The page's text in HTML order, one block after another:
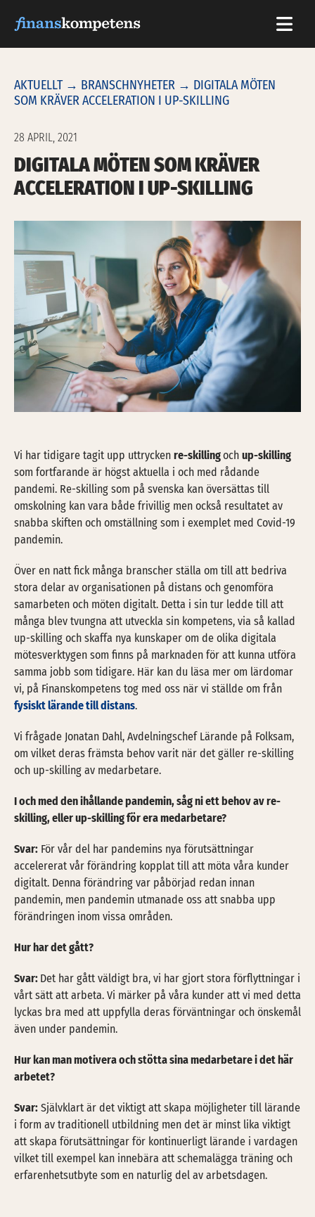
AKTUELLT→ BRANSCHNYHETER → DIGITALA MÖTEN
SOM KRÄVER ACCELERATION I UP-SKILLING
28 APRIL, 2021
DIGITALA MÖTEN SOM KRÄVER
ACCELERATION I UP-SKILLING
Vi har tidigare tagit upp uttrycken re-skillingoch up-skilling
som fortfarande är högst aktuella i och med rådande
pandemi. Re-skilling som på svenska kan översättas till
omskolning kan vara både frivillig men också resultatet av
snabba skiften och omställning som i exemplet med Covid-19
pandemin.
Över en natt fick många branscher ställa om till att bedriva
stora delar av organisationen på distans och genomföra
samarbeten och möten digitalt. Detta i sin tur ledde till att
många blev tvungna att utveckla sin kompetens, via så kallad
up-skilling och skaffa nya kunskaper om de olika digitala
mötesverktygen som finns på marknaden för att kunna utföra
samma jobb som tidigare. Här kan du läsa mer om lärdomar
vi, på Finanskompetens tog med oss när vi ställde om från
fysiskt lärande till distans.
Vi frågade Jonatan Dahl, Avdelningschef Lärande på Folksam,
om vilket deras främsta behov varit när det gäller re-skilling
och up-skilling av medarbetare.
I och med den ihållande pandemin, såg ni ett behov av re-
skilling, eller up-skilling för era medarbetare?
Svar: För vår del har pandemins nya förutsättningar
accelererat vår förändring kopplat till att möta våra kunder
digitalt. Denna förändring var påbörjad redan innan
pandemin, men pandemin utmanade oss att snabba upp
förändringen inom vissa områden.
Hur har det gått?
Svar: Det har gått väldigt bra, vi har gjort stora förflyttningar i
vårt sätt att arbeta. Vi märker på våra kunder att vi med detta
lyckas bra med att uppfylla deras förväntningar och önskemål
även under pandemin.
Hur kan man motivera och stötta sina medarbetare i det här
arbetet?
Svar: Självklart är det viktigt att skapa möjligheter till lärande
i form av traditionell utbildning men det är minst lika viktigt
att skapa förutsättningar för kontinuerligt lärande i vardagen
vilket till exempel kan innebära att schemalägga träning och
erfarenhetsutbyte som en naturlig del av arbetsdagen.